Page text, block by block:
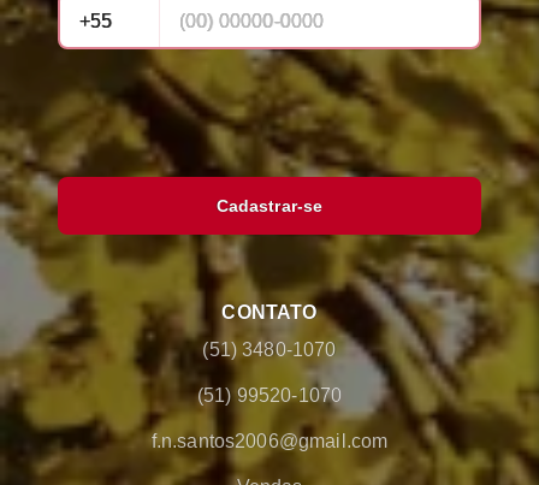
Cadastrar-se
CONTATO
(51) 3480-1070
(51) 99520-1070
f.n.santos2006@gmail.com